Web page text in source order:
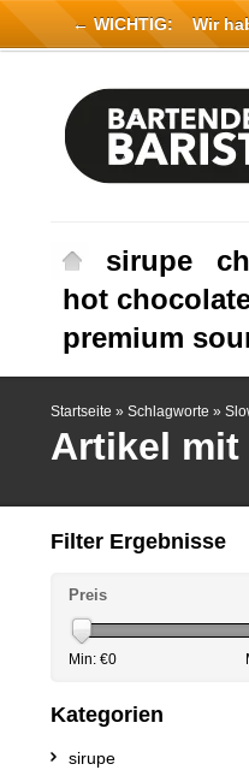
sirupe
hot
premium
Startseite » Schlagworte »
Artikel mit
Filter Ergebnisse
Preis
Min: €0
Kategorien
sirupe
← WICHTIG: Wir